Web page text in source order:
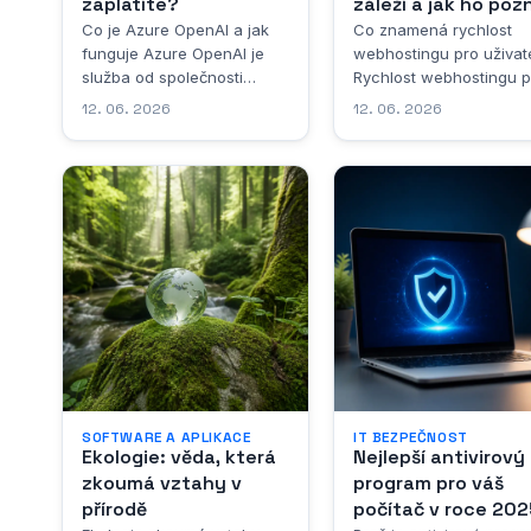
Co je Azure OpenAI a jak
funguje Azure OpenAI je
služba od společnosti
Microsoft, která
organizací OpenAI přímo v
prostředí cloudové
platformy Azure. Jde o
propojení dvou světů –
technologické síly
Microsoftu v oblasti
cloudových řešení a
průkopnické práce OpenAI
v oblasti...
12. 06. 2026
Co znamená rychlost
webhostingu pro
Rychlost webhostingu
mezi faktory, které přímo
webových stránek,
neuvědomuje. Když
zadá adresu do
očekává, že se stránka
načte okamžitě. Pokud
tak nestane,...
12. 06. 2026
SOFTWARE A APLIKACE
Ekologie: věda, která
zkoumá vztahy v
přírodě
IT BEZPEČNOST
Nejlepší antivirový
program pro váš
počítač v roce